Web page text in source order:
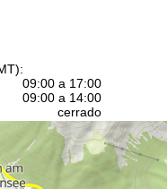
09:00 a 17:00
09:00 a 14:00
cerrado